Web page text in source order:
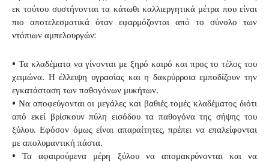
εκ τούτου συστήνονται τα κάτωθι καλλιεργητικά μέτρα που είναι
πιο αποτελεσματικά όταν εφαρμόζονται από το σύνολο των
ντόπιων αμπελουργών:
• Τα κλαδέματα να γίνονται με ξηρό καιρό και προς το τέλος του
χειμώνα. Η έλλειψη υγρασίας και η δακρύρροια εμποδίζουν την
εγκατάσταση των παθογόνων μυκήτων.
• Να αποφεύγονται οι μεγάλες και βαθιές τομές κλαδέματος διότι
από εκεί βρίσκουν πύλη εισόδου τα παθογόνα της σήψης του
ξύλου. Εφόσον όμως είναι απαραίτητες, πρέπει να επαλείφονται
με απολυμαντική πάστα.
• Τα αφαιρούμενα μέρη ξύλου να απομακρύνονται και να